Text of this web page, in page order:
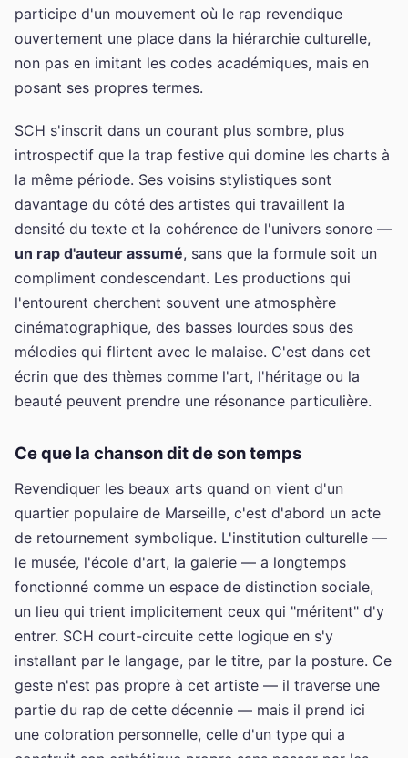
participe d'un mouvement où le rap revendique
ouvertement une place dans la hiérarchie culturelle,
non pas en imitant les codes académiques, mais en
posant ses propres termes.
SCH s'inscrit dans un courant plus sombre, plus
introspectif que la trap festive qui domine les charts à
la même période. Ses voisins stylistiques sont
davantage du côté des artistes qui travaillent la
densité du texte et la cohérence de l'univers sonore —
un rap d'auteur assumé, sans que la formule soit un
compliment condescendant. Les productions qui
l'entourent cherchent souvent une atmosphère
cinématographique, des basses lourdes sous des
mélodies qui flirtent avec le malaise. C'est dans cet
écrin que des thèmes comme l'art, l'héritage ou la
beauté peuvent prendre une résonance particulière.
Ce que la chanson dit de son temps
Revendiquer les beaux arts quand on vient d'un
quartier populaire de Marseille, c'est d'abord un acte
de retournement symbolique. L'institution culturelle —
le musée, l'école d'art, la galerie — a longtemps
fonctionné comme un espace de distinction sociale,
un lieu qui trient implicitement ceux qui "méritent" d'y
entrer. SCH court-circuite cette logique en s'y
installant par le langage, par le titre, par la posture. Ce
geste n'est pas propre à cet artiste — il traverse une
partie du rap de cette décennie — mais il prend ici
une coloration personnelle, celle d'un type qui a